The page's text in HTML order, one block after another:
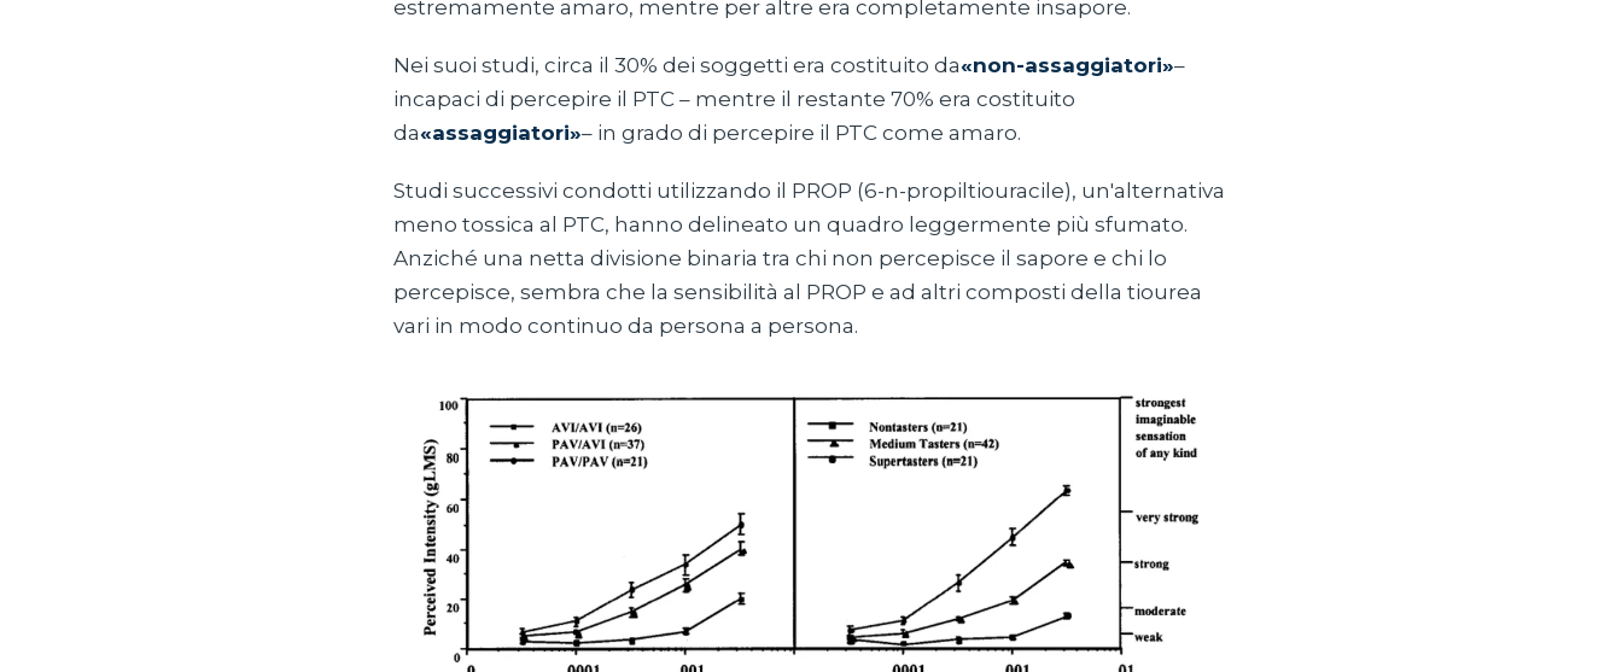
estremamente amaro, mentre per altre era completamente insapore.
Nei suoi studi, circa il 30% dei soggetti era costituito da«non-assaggiatori»–
incapaci di percepire il PTC – mentre il restante 70% era costituito
da«assaggiatori»– in grado di percepire il PTC come amaro.
Studi successivi condotti utilizzando il PROP (6-n-propiltiouracile), un'alternativa
meno tossica al PTC, hanno delineato un quadro leggermente più sfumato.
Anziché una netta divisione binaria tra chi non percepisce il sapore e chi lo
percepisce, sembra che la sensibilità al PROP e ad altri composti della tiourea
vari in modo continuo da persona a persona.